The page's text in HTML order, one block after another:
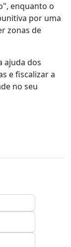
enquanto o
por uma
zonas de
ajuda dos
e fiscalizar a
no seu